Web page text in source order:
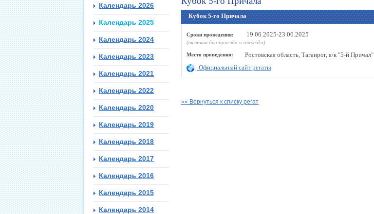
Кубок 5-го Причала
Сроки проведения: 19.06.2025-23.06.2025
(включая дни приезда и отъезда)
Место проведения:
Ростовская область, Таганрог, я/к "5-й Причал"
Официальный сайт регаты
«« Вернуться к списку регат
Календарь 2026
Календарь 2025
Календарь 2024
Календарь 2023
Календарь 2021
Календарь 2022
Календарь 2020
Календарь 2019
Календарь 2018
Календарь 2017
Календарь 2016
Календарь 2015
Календарь 2014